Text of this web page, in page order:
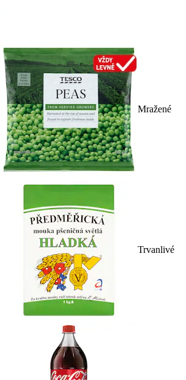
Mražené
Trvanlivé